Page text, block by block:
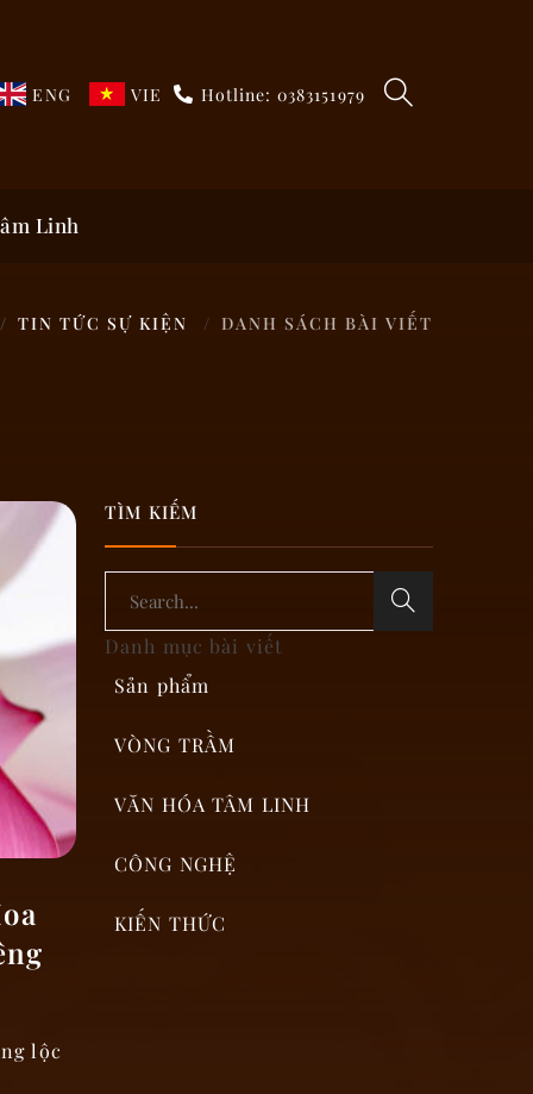
ENG VIE Hotline: 0383151979
Linh
TIN TỨC SỰ KIỆN DANH SÁCH BÀI VIẾT
lộc
TÌM KIẾM
Danh mục bài viết
Sản phẩm
VÒNG TRẦM
VĂN HÓA TÂM LINH
CÔNG NGHỆ
KIẾN THỨC